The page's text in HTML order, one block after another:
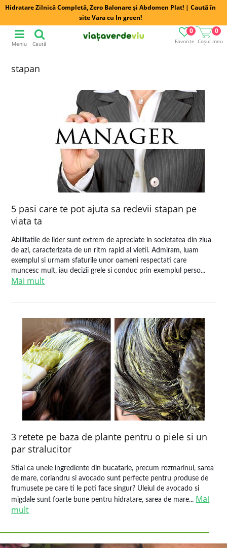
Hidratare Zilnică Completă, Zero Balonare și Abdomen Plat! | Caută în
site Vara cu In green!
Favorite
0
Coșul meu
0
Meniu Caută
stapan
5 pasi care te pot ajuta sa redevii stapan pe
viata ta
Abilitatile de lider sunt extrem de apreciate in societatea din ziua
de azi, caracterizata de un ritm rapid al vietii. Admiram, luam
exemplul si urmam sfaturile unor oameni respectati care
muncesc mult, iau decizii grele si conduc prin exemplul perso...
Mai mult
3 retete pe baza de plante pentru o piele si un
par stralucitor
Stiai ca unele ingrediente din bucatarie, precum rozmarinul, sarea
de mare, coriandru si avocado sunt perfecte pentru produse de
frumusete pe care ti le poti face singur? Uleiul de avocado si
migdale sunt foarte bune pentru hidratare, sarea de mare... Mai
mult